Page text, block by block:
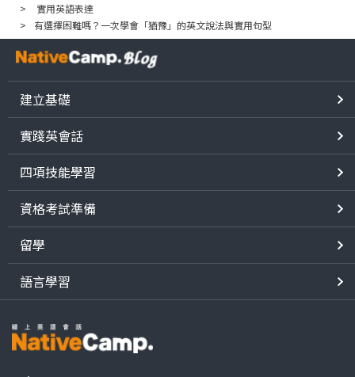
實用英語表達
有選擇困難嗎？一次學會「猶豫」的英文說法與實用句型
建立基礎
實踐英會話
四項技能學習
資格考試準備
留學
語言學習